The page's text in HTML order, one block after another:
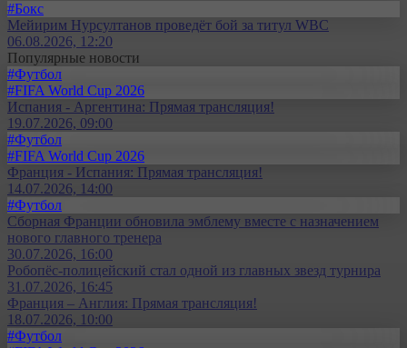
#Бокс
Мейирим Нурсултанов проведёт бой за титул WBC
06.08.2026, 12:20
Популярные новости
#Футбол
#FIFA World Cup 2026
Испания - Аргентина: Прямая трансляция!
19.07.2026, 09:00
#Футбол
#FIFA World Cup 2026
Франция - Испания: Прямая трансляция!
14.07.2026, 14:00
#Футбол
Сборная Франции обновила эмблему вместе с назначением
нового главного тренера
30.07.2026, 16:00
Робопёс-полицейский стал одной из главных звезд турнира
31.07.2026, 16:45
Франция – Англия: Прямая трансляция!
18.07.2026, 10:00
#Футбол